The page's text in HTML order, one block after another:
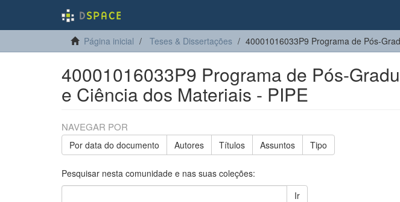
Página inicial Teses & Dissertações 40001016033P9 Programa de Pós-
40001016033P9 Programa de Pós-
e Ciência dos Materiais - PIPE
NAVEGAR POR
Por data do documento Autores Títulos Assuntos Tipo
Pesquisar nesta comunidade e nas suas coleções:
Ir